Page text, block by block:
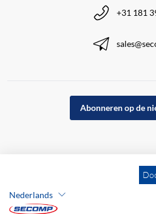
+31 181
Abonneren op de
Nederlands